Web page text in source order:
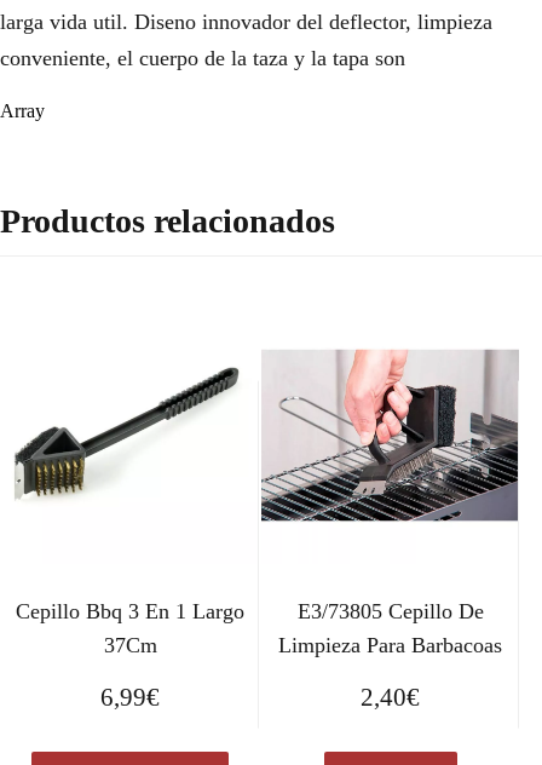
larga vida util. Diseno innovador del deflector, limpieza
conveniente, el cuerpo de la taza y la tapa son
Array
Productos relacionados
Cepillo Bbq 3 En 1 Largo
37Cm
6,99€
E3/73805 Cepillo De
Limpieza Para Barbacoas
2,40€